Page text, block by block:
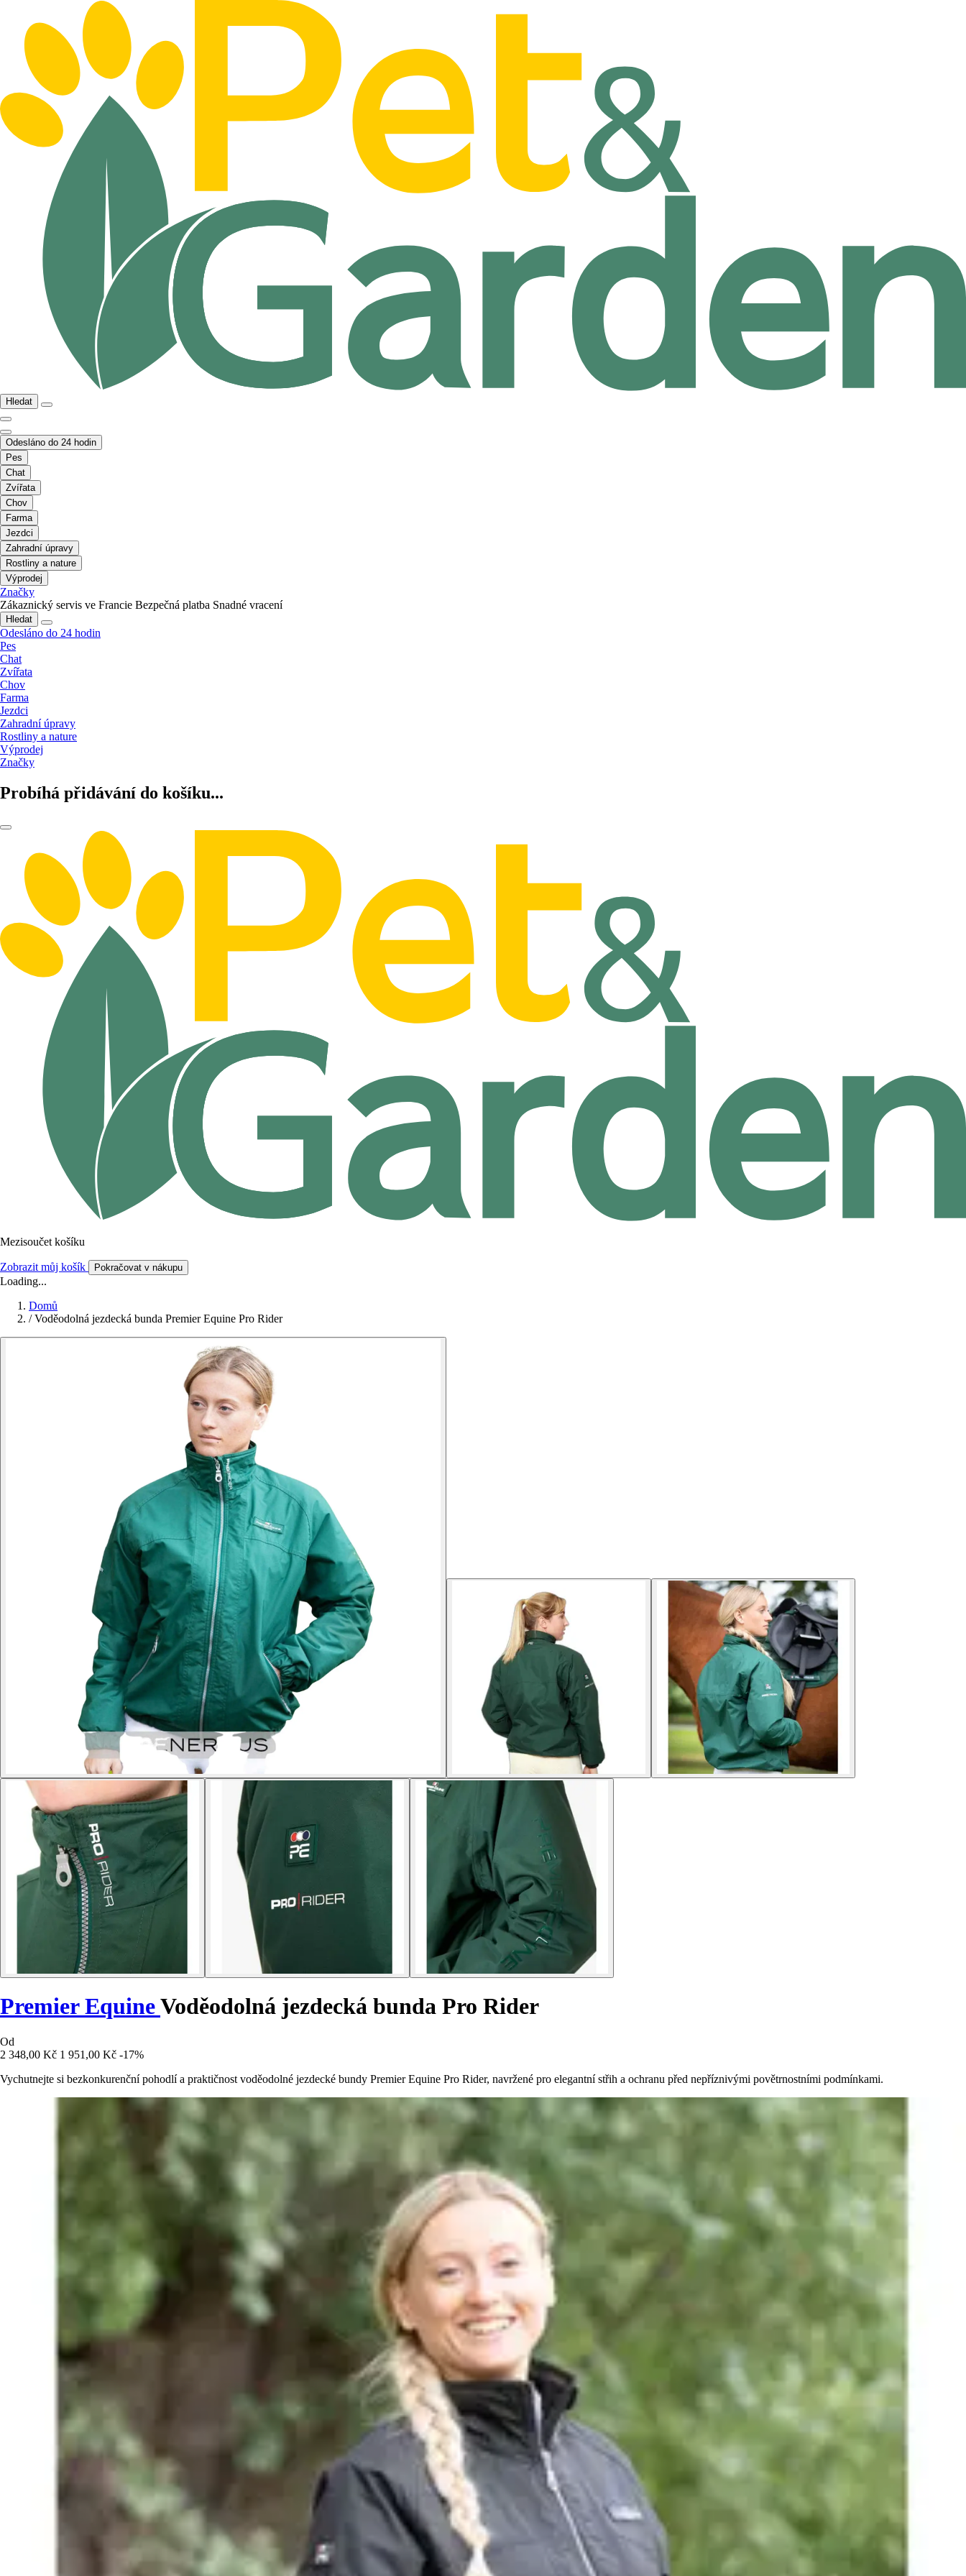
Hledat
Odesláno do 24 hodin
Pes
Chat
Zvířata
Chov
Farma
Jezdci
Zahradní úpravy
Rostliny a nature
Výprodej
Značky
Zákaznický servis ve Francie Bezpečná platba Snadné vracení
Hledat
Odesláno do 24 hodin
Pes
Chat
Zvířata
Chov
Farma
Jezdci
Zahradní úpravy
Rostliny a nature
Výprodej
Značky
Probíhá přidávání do košíku...
Mezisoučet košíku
Zobrazit můj košík Pokračovat v nákupu
Loading...
Domů
/ Voděodolná jezdecká bunda Premier Equine Pro Rider
Premier EquineVoděodolná jezdecká bunda Pro Rider
Od
2 348,00 Kč 1 951,00 Kč -17%
Vychutnejte si bezkonkurenční pohodlí a praktičnost voděodolné jezdecké bundy Premier Equine Pro Rider, navržené pro elegantní střih a ochranu před nepříznivými povětrnostními podmínkami.